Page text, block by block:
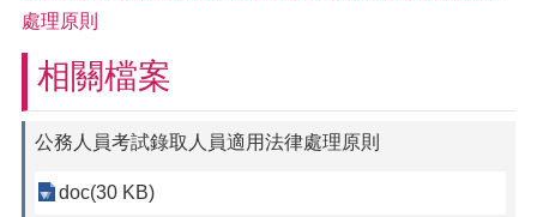
處理原則
相關檔案
公務人員考試錄取人員適用法律處理原則
doc(30 KB)